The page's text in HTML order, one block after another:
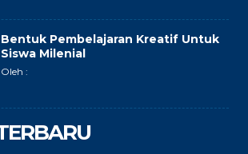
Bentuk Pembelajaran Kreatif Untuk
Siswa Milenial
Oleh :